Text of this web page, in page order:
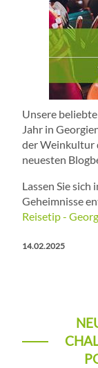
Unsere
Jahr in
der Weinkultur
neuesten
Lassen Sie
Geheimnisse
Reisetip -
14.02.2025